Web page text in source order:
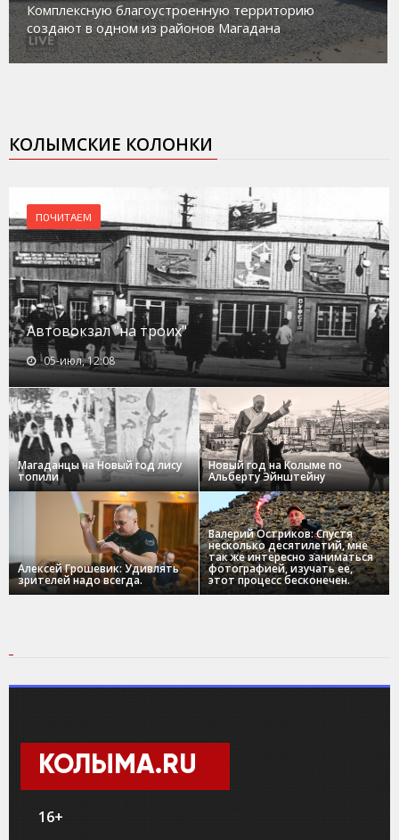
Комплексную благоустроенную территорию
создают в одном из районов Магадана
КОЛЫМСКИЕ КОЛОНКИ
ПОЧИТАЕМ
Автовокзал "на троих"
05-июл, 12:08
Магаданцы на Новый год лису
топили
Новый год на Колыме по
Альберту Эйнштейну
Алексей Грошевик: Удивлять
зрителей надо всегда.
Валерий Остриков: Спустя
несколько десятилетий, мне
так же интересно заниматься
фотографией, изучать ее,
этот процесс бесконечен.
КОЛЫМА.RU
16+